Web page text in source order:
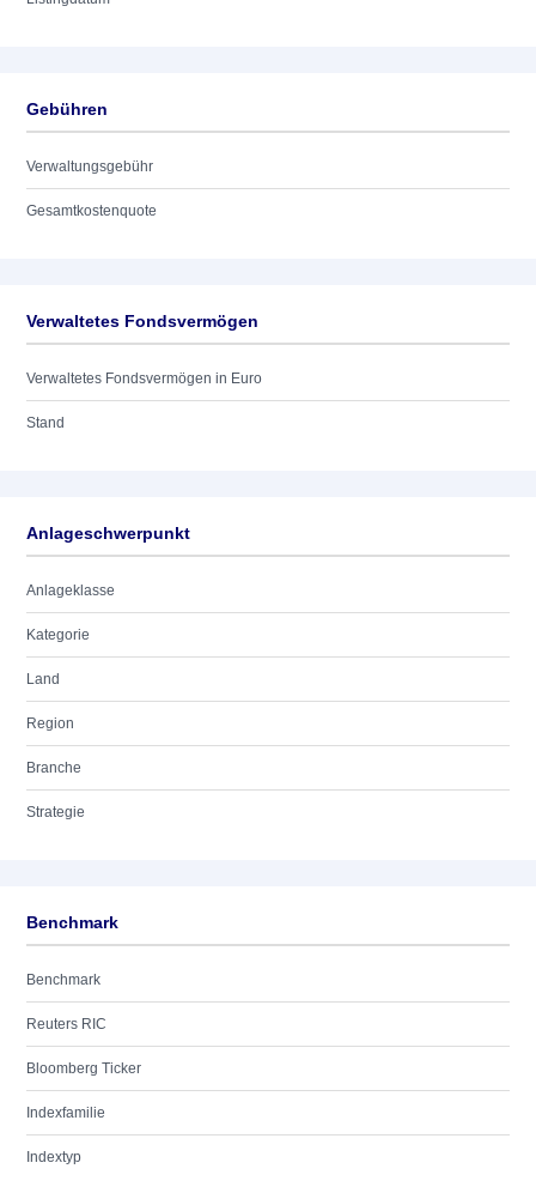
Gebühren
Verwaltungsgebühr
Gesamtkostenquote
Verwaltetes Fondsvermögen
Verwaltetes Fondsvermögen in Euro
Stand
Anlageschwerpunkt
Anlageklasse
Kategorie
Land
Region
Branche
Strategie
Benchmark
Benchmark
Reuters RIC
Bloomberg Ticker
Indexfamilie
Indextyp